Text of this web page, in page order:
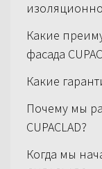
Какие
фасада
Какие
Почему мы
CUPACLAD?
Когда мы